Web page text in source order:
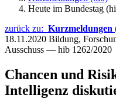
Heute im Bundestag
zurück zu: Kurzmeldungen
18.11.2020 Bildung,
Ausschuss — hib 1262/2020
Chancen und
Intelligenz